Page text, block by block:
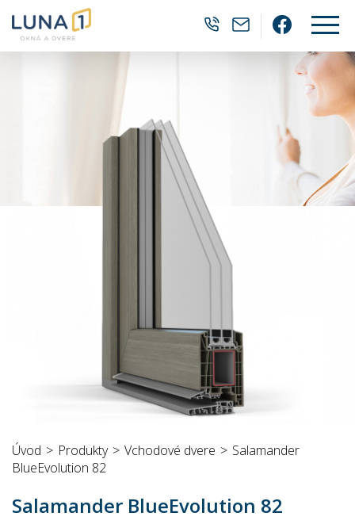
0905 382 202
Úvod Produkty Vchodové dvere
Salamander
BlueEvolution 82
Salamander BlueEvolution 82